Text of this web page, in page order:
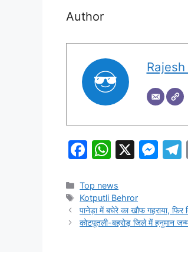
Author
F
c
e
b
W
at
s
A
X
M
s
e
Categories
Top news
Tags
Kotputli Behror
पानेड़ा में बघेरे का खौफ गहराया, फिर
कोटपूतली-बहरोड़ जिले में हनुमान